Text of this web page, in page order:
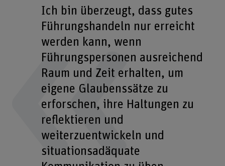
Ich bin überzeugt, dass gutes
Führungshandeln nur erreicht
werden kann, wenn
Führungspersonen ausreichend
Raum und Zeit erhalten, um
eigene Glaubenssätze zu
erforschen, ihre Haltungen zu
reflektieren und
weiterzuentwickeln und
situationsadäquate